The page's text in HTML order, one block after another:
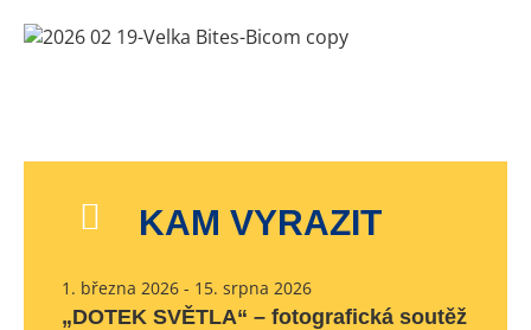
KAM VYRAZIT
1. března 2026 - 15. srpna 2026
„DOTEK SVĚTLA“ – fotografická soutěž